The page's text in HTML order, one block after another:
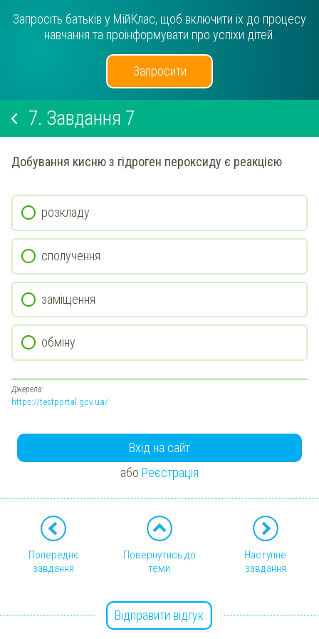
Запросіть батьків у МійКлас, щоб включити їх до процесу
навчання та проінформувати про успіхи дітей.
Запросити
7. Завдання 7
Добування кисню з гідроген пероксиду є реакцією
розкладу
сполучення
заміщення
обміну
Джерела:
https://testportal.gov.ua/
Вхід на сайт
або Реєстрація
Попереднє
завдання
Повернутись до
теми
Наступне
завдання
Відправити відгук